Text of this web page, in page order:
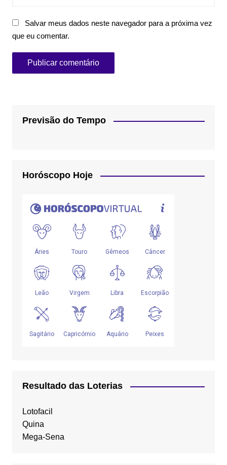
Salvar meus dados neste navegador para a próxima vez
que eu comentar.
Previsão do Tempo
Horóscopo Hoje
Resultado das Loterias
Lotofacil
Quina
Mega-Sena